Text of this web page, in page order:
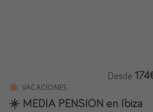
VACACIONES
☀️ MEDIA PENSIÓN en Ibiza
Desde